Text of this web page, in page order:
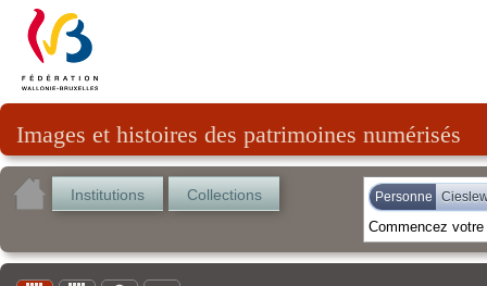
Images et histoires des patrimoines numérisés
Institutions Collections Personne